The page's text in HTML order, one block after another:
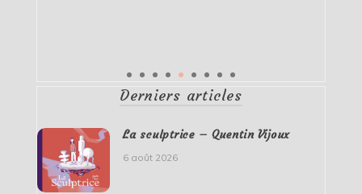
Derniers articles
La sculptrice – Quentin Vijoux
6 août 2026